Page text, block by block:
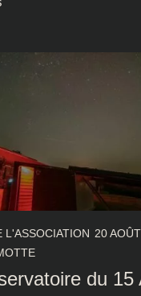
L'ASSOCIATION 20
du 15